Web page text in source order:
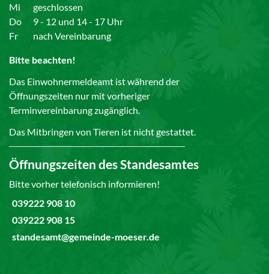
Mi
geschlossen
Do
9 - 12 und 14 - 17 Uhr
Fr
nach Vereinbarung
Bitte beachten!
Das Einwohnermeldeamt ist während der
Öffnungszeiten nur mit vorheriger
Terminvereinbarung zugänglich.
Das Mitbringen von Tieren ist nicht gestattet.
Öffnungszeiten des Standesamtes
Bitte vorher telefonisch informieren!
039222 908 10
039222 908 15
standesamt@gemeinde-moeser.de